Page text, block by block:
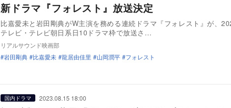
新ドラマ『フォレスト』放送決定
比嘉愛未と岩田剛典がW主演を務める連続ドラマ『フォレスト』が、
テレビ・テレビ朝日系日10ドラマ枠で放送さ…
リアルサウンド映画部
岩田剛典
比嘉愛未 龍居由佳里 山岡潤平 フォレスト
国内ドラマ 2023.08.15 18:00